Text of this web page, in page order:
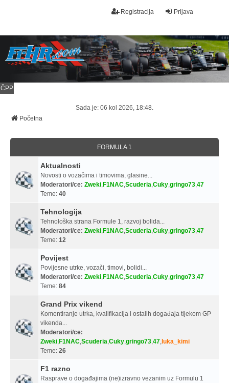
Prijava
Registracija
ČPP
Sada je: 06 kol 2026, 18:48.
Početna
FORMULA 1
Aktualnosti
Novosti o vozačima i timovima, glasine...
Moderatori/ce: Zweki,F1NAC,Scuderia,Cuky,gringo73,47
Teme: 40
Tehnologija
Tehnološka strana Formule 1, razvoj bolida...
Moderatori/ce: Zweki,F1NAC,Scuderia,Cuky,gringo73,47
Teme: 12
Povijest
Povijesne utrke, vozači, timovi, bolidi...
Moderatori/ce: Zweki,F1NAC,Scuderia,Cuky,gringo73,47
Teme: 84
Grand Prix vikend
Komentiranje utrka, kvalifikacija i ostalih događaja tijekom GP
vikenda...
Moderatori/ce:
Zweki,F1NAC,Scuderia,Cuky,gringo73,47,luka_kimi
Teme: 26
F1 razno
Rasprave o događajima (ne)izravno vezanim uz Formulu 1